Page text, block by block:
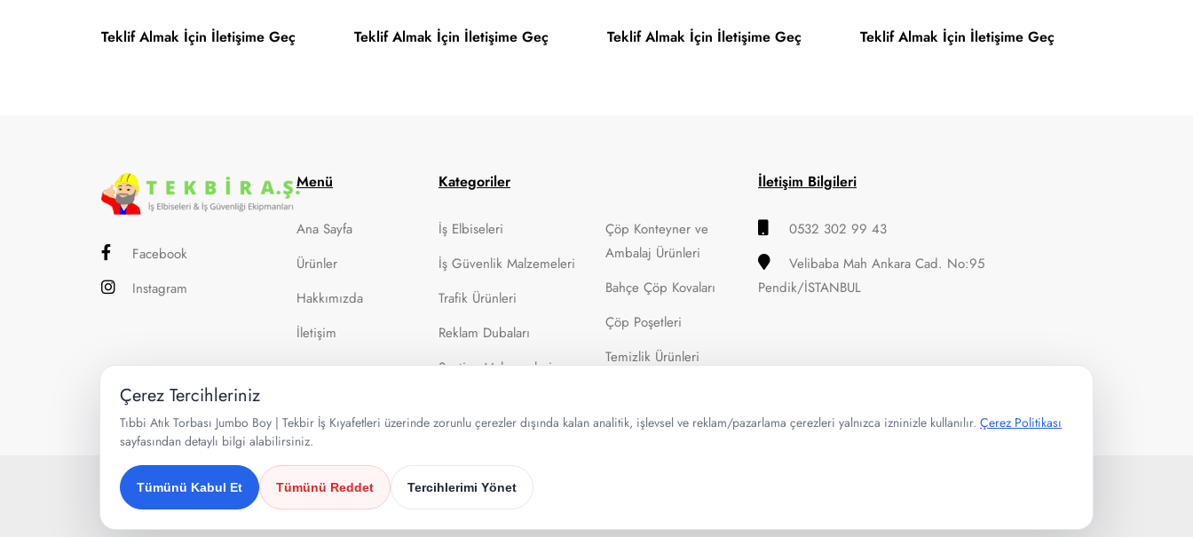
Teklif Almak İçin İletişime Geç Teklif Almak İçin İletişime Geç Teklif Almak İçin İletişime Geç Teklif Almak İçin İletişime Geç
Facebook
Instagram
Menü
Ana Sayfa
Ürünler
Hakkımızda
İletişim
Kategoriler
İş Elbiseleri
İş Güvenlik Malzemeleri
Trafik Ürünleri
Reklam Dubaları
Şantiye Malzemeleri
Çöp Konteyner ve
Ambalaj Ürünleri
Bahçe Çöp Kovaları
Çöp Poşetleri
Temizlik Ürünleri
İletişim Bilgileri
0532 302 99 43
Velibaba Mah Ankara Cad. No:95
Pendik/İSTANBUL
Copyright 2025Tekbir İş Kıyafetleri . Tüm Hakları Saklıdır.
Çerez Tercihleriniz
Tıbbi Atık Torbası Jumbo Boy | Tekbir İş Kıyafetleri üzerinde zorunlu çerezler dışında kalan analitik, işlevsel ve reklam/pazarlama çerezleri yalnızca izninizle kullanılır. Çerez Politikası
sayfasından detaylı bilgi alabilirsiniz.
Tümünü Kabul Et Tümünü Reddet Tercihlerimi Yönet